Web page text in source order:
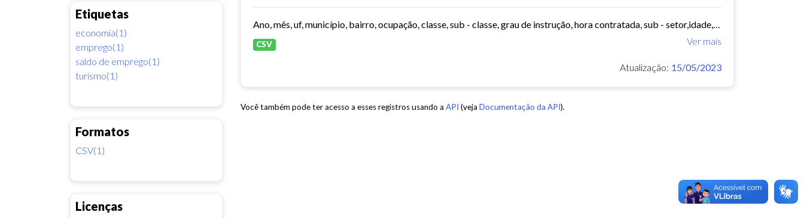
Etiquetas
economia(1)
emprego(1)
saldo de emprego(1)
turismo(1)
Formatos
CSV(1)
Licenças
Ano, mês, uf, município, bairro, ocupação, classe, sub - classe, grau de instrução, hora contratada, sub - setor,idade, salário, meses trabalhados, estabelecimento, tipo...
Ver mais
CSV
Atualização: 15/05/2023
Você também pode ter acesso a esses registros usando a API (veja Documentação da API).